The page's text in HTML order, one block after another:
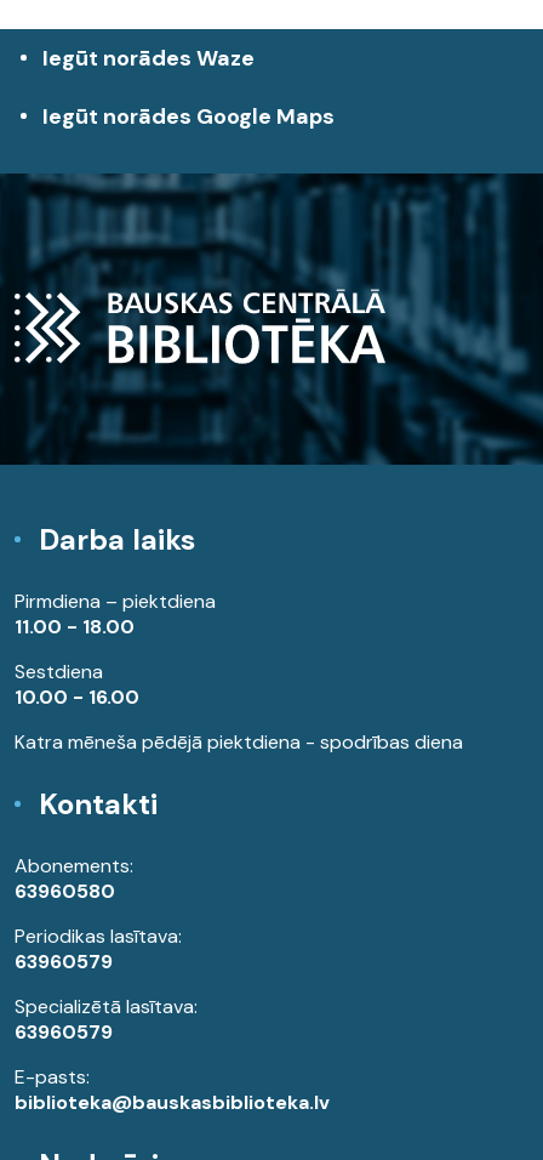
Iegūt norādes Waze
Iegūt norādes Google Maps
Darba laiks
Pirmdiena – piektdiena
11.00 - 18.00
Sestdiena
10.00 - 16.00
Katra mēneša pēdējā piektdiena - spodrības diena
Kontakti
Abonements:
63960580
Periodikas lasītava:
63960579
Specializētā lasītava:
63960579
E-pasts:
biblioteka@bauskasbiblioteka.lv